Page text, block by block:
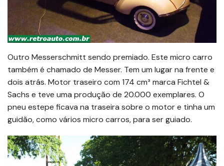
Outro Messerschmitt sendo premiado. Este micro carro
também é chamado de Messer. Tem um lugar na frente e
dois atrás. Motor traseiro com 174 cm³ marca Fichtel &
Sachs e teve uma produção de 20.000 exemplares. O
pneu estepe ficava na traseira sobre o motor e tinha um
guidão, como vários micro carros, para ser guiado.